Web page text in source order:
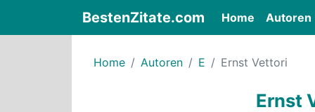
BestenZitate.com Home (current)
Autoren
Home Autoren E Ernst Vettori
Ernst